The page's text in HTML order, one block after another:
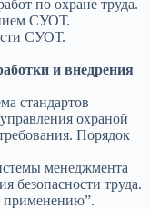
по охране труда.
СУОТ.
СУОТ.
и внедрения
стандартов
охраной
Порядок
менеджмента
безопасности труда.
применению”.